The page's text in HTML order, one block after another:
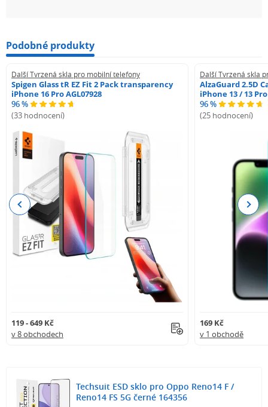
Podobné produkty
Další Tvrzená skla pro mobilní telefony
Spigen Glass tR EZ Fit 2 Pack transparency
iPhone 16 Pro AGL07928
96 %
(33 hodnocení)
119 - 649 Kč
v 8 obchodech
Další Tvrzená skla
AlzaGuard 2.5D
iPhone 13 / 13 Pro
96 %
(25 hodnocení)
169 Kč
v 1 obchodě
Previous Next
Techsuit ESD sklo pro Oppo Reno14 F /
Reno14 FS 5G černé 164356